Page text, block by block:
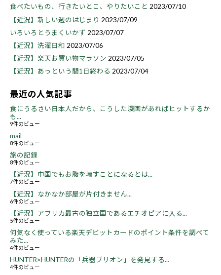
食べたいもの、行きたいとこ、やりたいこと 2023/07/10
【近況】新しい週のはじまり 2023/07/09
いろいろとうまくいかず 2023/07/07
【近況】洗濯日和 2023/07/06
【近況】楽天お買い物マラソン 2023/07/05
【近況】あっという間1日終わる 2023/07/04
最近の人気記事
食にうるさい日本人だから、こうした漫画があればヒットするか
も...
9件のビュー
mail
8件のビュー
旅の記録
8件のビュー
【近況】中国でもお腹を壊すことになるとは...
7件のビュー
【近況】なかなか部屋が片付きません...
6件のビュー
【近況】アフリカ最古の独立国であるエチオピアに入る...
5件のビュー
何気なく使っている楽天デビットカードのポイント条件を調べて
みた...
4件のビュー
HUNTER×HUNTERの「兵器ブリオン」を発見する...
4件のビュー